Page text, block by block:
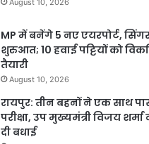
August 10, 2026
MP में बनेंगे 5 नए एयरपोर्ट,
शुरुआत; 10 हवाई पट्टियों को
तैयारी
August 10, 2026
रायपुर: तीन बहनों ने एक साथ
परीक्षा, उप मुख्यमंत्री विजय
दी बधाई